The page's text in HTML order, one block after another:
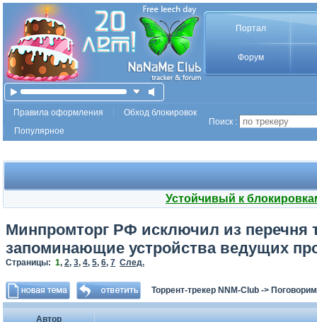
Портал
Форум
Правила оформления
Обход блокировок
Популярное
Поиск :
Устойчивый к
Минпромторг РФ исключил из перечня
запоминающие устройства ведущих
Страницы: 1, 2, 3, 4, 5, 6, 7 След.
Торрент-трекер NNM-Club -> Поговорим
Автор